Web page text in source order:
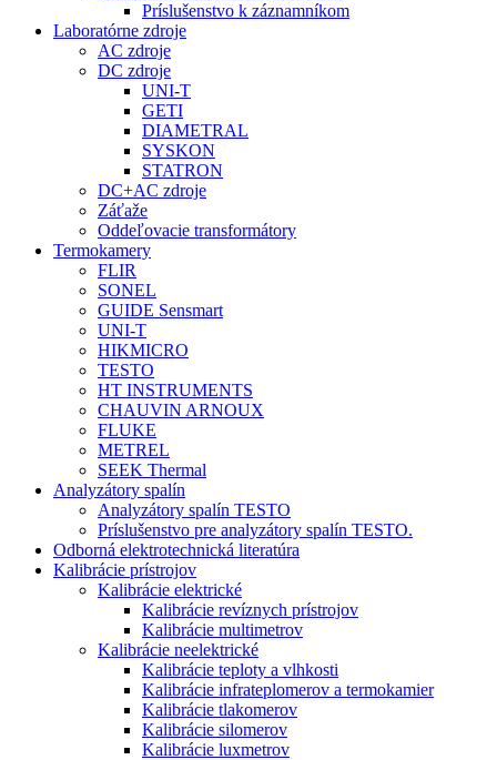
Príslušenstvo k záznamníkom
Laboratórne zdroje
AC zdroje
DC zdroje
UNI-T
GETI
DIAMETRAL
SYSKON
STATRON
DC+AC zdroje
Záťaže
Oddeľovacie transformátory
Termokamery
FLIR
SONEL
GUIDE Sensmart
UNI-T
HIKMICRO
TESTO
HT INSTRUMENTS
CHAUVIN ARNOUX
FLUKE
METREL
SEEK Thermal
Analyzátory spalín
Analyzátory spalín TESTO
Príslušenstvo pre analyzátory spalín TESTO.
Odborná elektrotechnická literatúra
Kalibrácie prístrojov
Kalibrácie elektrické
Kalibrácie revíznych prístrojov
Kalibrácie multimetrov
Kalibrácie neelektrické
Kalibrácie teploty a vlhkosti
Kalibrácie infrateplomerov a termokamier
Kalibrácie tlakomerov
Kalibrácie silomerov
Kalibrácie luxmetrov